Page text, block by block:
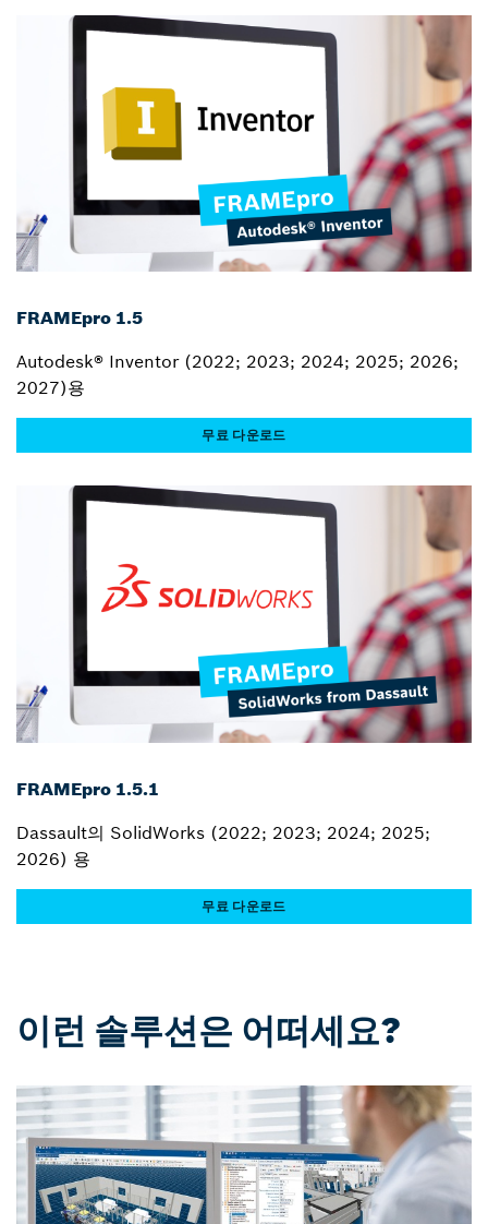
FRAMEpro 1.5
Autodesk® Inventor (2022; 2023; 2024; 2025; 2026;
2027)용
무료 다운로드
FRAMEpro 1.5.1
Dassault의 SolidWorks (2022; 2023; 2024; 2025;
2026) 용
무료 다운로드
이런 솔루션은 어떠세요?